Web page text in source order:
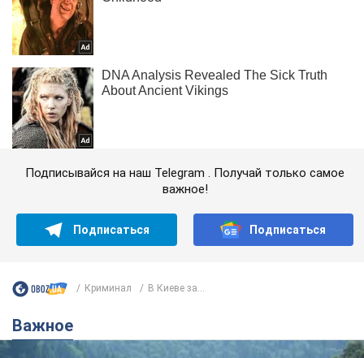
Подписывайся на наш Telegram . Получай только самое
важное!
Подписаться Подписаться
Криминал В Киеве за...
Важное